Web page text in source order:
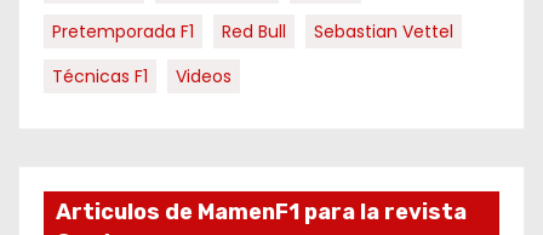
Pretemporada F1
Red Bull
Sebastian Vettel
Técnicas F1
Videos
Articulos de MamenF1 para la revista